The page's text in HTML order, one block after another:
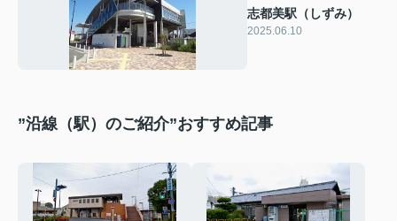
志都美駅（しずみ）
2025.06.10
”沿線（駅）のご紹介”おすすめ記事